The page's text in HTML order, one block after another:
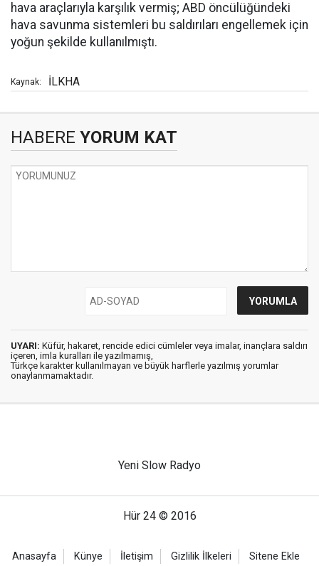
hava araçlarıyla karşılık vermiş; ABD öncülüğündeki
hava savunma sistemleri bu saldırıları engellemek için
yoğun şekilde kullanılmıştı.
Kaynak: İLKHA
HABERE YORUM KAT
UYARI: Küfür, hakaret, rencide edici cümleler veya imalar, inançlara saldırı
içeren, imla kuralları ile yazılmamış,
Türkçe karakter kullanılmayan ve büyük harflerle yazılmış yorumlar
onaylanmamaktadır.
Yeni Slow Radyo
Hür 24 © 2016
Anasayfa Künye İletişim Gizlilik İlkeleri Sitene Ekle